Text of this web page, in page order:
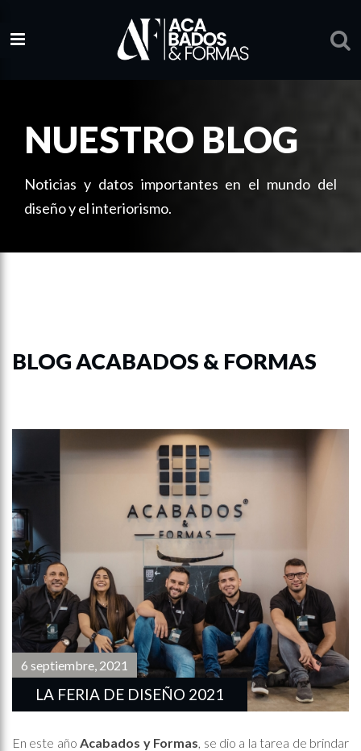
NUESTRO BLOG
Noticias y datos importantes en el mundo del
diseño y el interiorismo.
BLOG ACABADOS & FORMAS
6 septiembre, 2021
LA FERIA DE DISEÑO 2021
En este añoAcabados y Formas, se dio a la tarea de brindar